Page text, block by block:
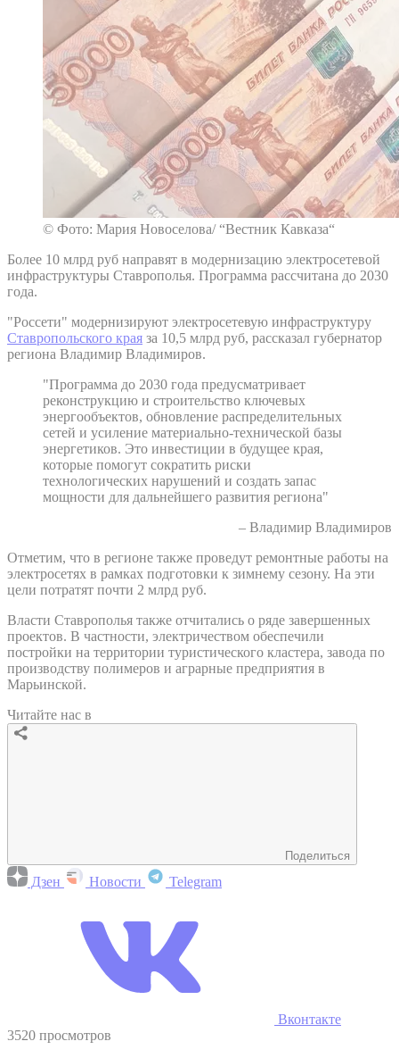
© Фото: Мария Новоселова/ “Вестник Кавказа“
Более 10 млрд руб направят в модернизацию электросетевой
инфраструктуры Ставрополья. Программа рассчитана до 2030
года.
"Россети" модернизируют электросетевую инфраструктуру
Ставропольского края за 10,5 млрд руб, рассказал губернатор
региона Владимир Владимиров.
"Программа до 2030 года предусматривает
реконструкцию и строительство ключевых
энергообъектов, обновление распределительных
сетей и усиление материально-технической базы
энергетиков. Это инвестиции в будущее края,
которые помогут сократить риски
технологических нарушений и создать запас
мощности для дальнейшего развития региона"
– Владимир Владимиров
Отметим, что в регионе также проведут ремонтные работы на
электросетях в рамках подготовки к зимнему сезону. На эти
цели потратят почти 2 млрд руб.
Власти Ставрополья также отчитались о ряде завершенных
проектов. В частности, электричеством обеспечили
постройки на территории туристического кластера, завода по
производству полимеров и аграрные предприятия в
Марьинской.
Читайте нас в
Поделиться
Дзен Новости Telegram
Вконтакте
3520 просмотров